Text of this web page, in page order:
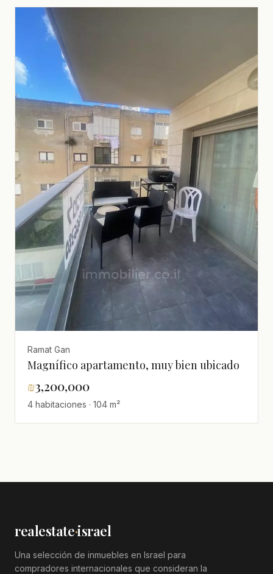
Ramat Gan
Magnífico apartamento, muy bien ubicado
₪3,200,000
4 habitaciones · 104 m²
realestate·israel
Una selección de inmuebles en Israel para
compradores internacionales que consideran la